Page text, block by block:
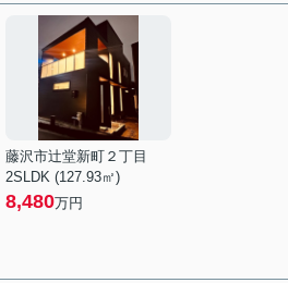
藤沢市辻堂新町２丁目
2SLDK (127.93㎡)
8,480万円